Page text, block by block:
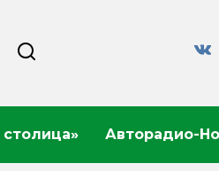
Авторадио-